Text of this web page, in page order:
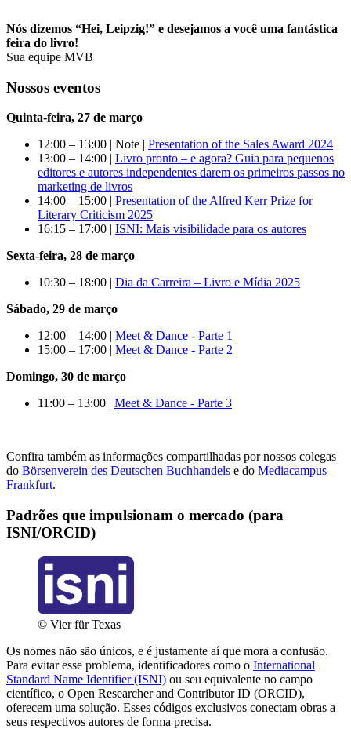
Nós dizemos “Hei, Leipzig!” e desejamos a você uma fantástica
feira do livro!
Sua equipe MVB
Nossos eventos
Quinta-feira, 27 de março
12:00 – 13:00 | Note | Presentation of the Sales Award 2024
13:00 – 14:00 | Livro pronto – e agora? Guia para pequenos
editores e autores independentes darem os primeiros passos no
marketing de livros
14:00 – 15:00 | Presentation of the Alfred Kerr Prize for
Literary Criticism 2025
16:15 – 17:00 | ISNI: Mais visibilidade para os autores
Sexta-feira, 28 de março
10:30 – 18:00 | Dia da Carreira – Livro e Mídia 2025
Sábado, 29 de março
12:00 – 14:00 | Meet & Dance - Parte 1
15:00 – 17:00 | Meet & Dance - Parte 2
Domingo, 30 de março
11:00 – 13:00 | Meet & Dance - Parte 3
Confira também as informações compartilhadas por nossos colegas
do Börsenverein des Deutschen Buchhandels e do Mediacampus
Frankfurt.
Padrões que impulsionam o mercado (para
ISNI/ORCID)
© Vier für Texas
Os nomes não são únicos, e é justamente aí que mora a confusão.
Para evitar esse problema, identificadores como o International
Standard Name Identifier (ISNI) ou seu equivalente no campo
científico, o Open Researcher and Contributor ID (ORCID),
oferecem uma solução. Esses códigos exclusivos conectam obras a
seus respectivos autores de forma precisa.